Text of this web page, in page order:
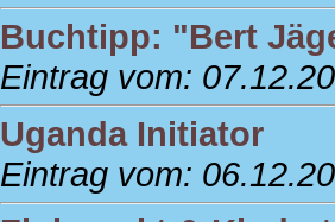
Buchtipp: "Bert
Eintrag vom:
Uganda Initiator
Eintrag vom: